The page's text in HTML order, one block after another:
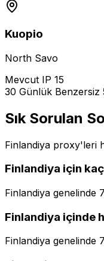
Kuopio
North Savo
Mevcut IP 15
30 Günlük Benzersiz
Sık Sorulan
Finlandiya proxy'leri
Finlandiya için
Finlandiya genelinde
Finlandiya içinde
Finlandiya genelinde